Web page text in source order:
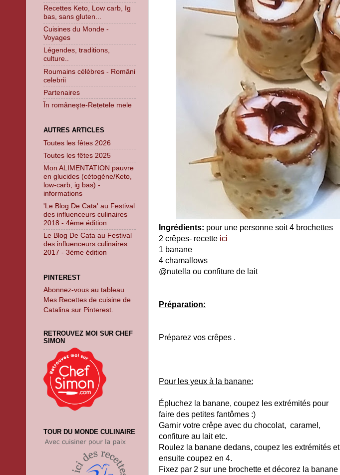
Ingrédients: pour une personne soit 4 brochettes
2 crêpes- recette ici
1 banane
4 chamallows
@nutella ou confiture de lait
Préparation:
Préparez vos crêpes .
Pour les yeux à la banane:
Épluchez la banane, coupez les extrémités pour
faire des petites fantômes :)
Garnir votre crêpe avec du chocolat, caramel,
confiture au lait etc.
Roulez la banane dedans, coupez les extrémités et
ensuite coupez en 4.
Fixez par 2 sur une brochette et décorez la banane
Recettes Keto, Low carb, Ig
bas, sans gluten...
Cuisines du Monde -
Voyages
Légendes, traditions,
culture..
Roumains célèbres - Români
celebrii
Partenaires
În româneşte-Rețetele mele
AUTRES ARTICLES
Toutes les fêtes 2026
Toutes les fêtes 2025
Mon ALIMENTATION pauvre
en glucides (cétogène/Keto,
low-carb, ig bas) -
informations
'Le Blog De Cata' au Festival
des influenceurs culinaires
2018 - 4ème édition
Le Blog De Cata au Festival
des influenceurs culinaires
2017 - 3ème édition
PINTEREST
Abonnez-vous au tableau
Mes Recettes de cuisine de
Catalina sur Pinterest.
RETROUVEZ MOI SUR CHEF
SIMON
TOUR DU MONDE CULINAIRE